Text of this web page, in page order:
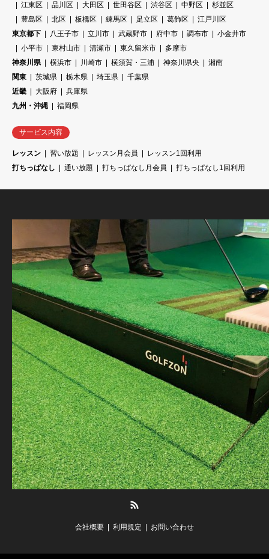
江東区
品川区 大田区 世田谷区 渋谷区 中野区
杉並区
豊島区
北区 板橋区 練馬区 足立区 葛飾区
江戸川区
東京都下
八王子市 立川市 武蔵野市 府中市 調布市
小金井市
小平市
東村山市 清瀬市 東久留米市
多摩市
神奈川県
横浜市 川崎市 横須賀・三浦 神奈川県央
湘南
関東
茨城県 栃木県 埼玉県
千葉県
近畿
大阪府
兵庫県
九州・沖縄
福岡県
サービス内容
レッスン 習い放題 レッスン月会員
レッスン1回利用
打ちっぱなし
通い放題 打ちっぱなし月会員 打ちっぱなし1回利用
会社概要 利用規定 お問い合わせ